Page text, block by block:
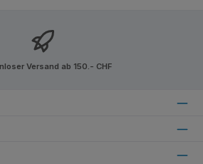
Versand ab 150.- CHF